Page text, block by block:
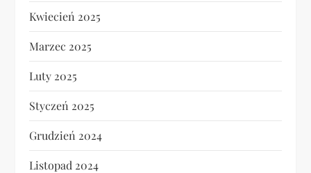
Kwiecień 2025
Marzec 2025
Luty 2025
Styczeń 2025
Grudzień 2024
Listopad 2024